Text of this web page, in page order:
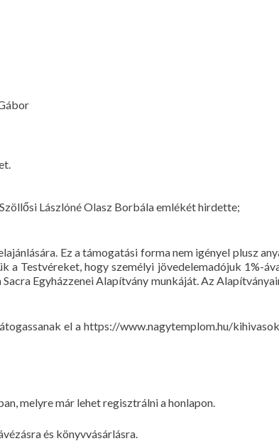
Lászlóné Olasz Borbála emlékét hirdette;
Ez a támogatási forma nem igényel plusz
Testvéreket, hogy személyi jövedelemadójuk 1%-
Egyházzenei Alapítvány munkáját. Az
el a https://www.nagytemplom.hu/
melyre már lehet regisztrálni a honlapon.
és könyvvásárlásra.